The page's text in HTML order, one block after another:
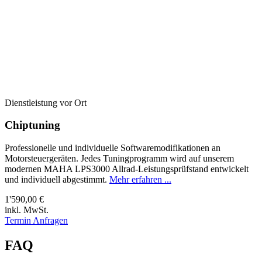
Dienstleistung vor Ort
Chiptuning
Professionelle und individuelle Softwaremodifikationen an
Motorsteuergeräten. Jedes Tuningprogramm wird auf unserem
modernen MAHA LPS3000 Allrad-Leistungsprüfstand entwickelt
und individuell abgestimmt. Mehr erfahren ...
1'590,00 €
inkl. MwSt.
Termin Anfragen
FAQ